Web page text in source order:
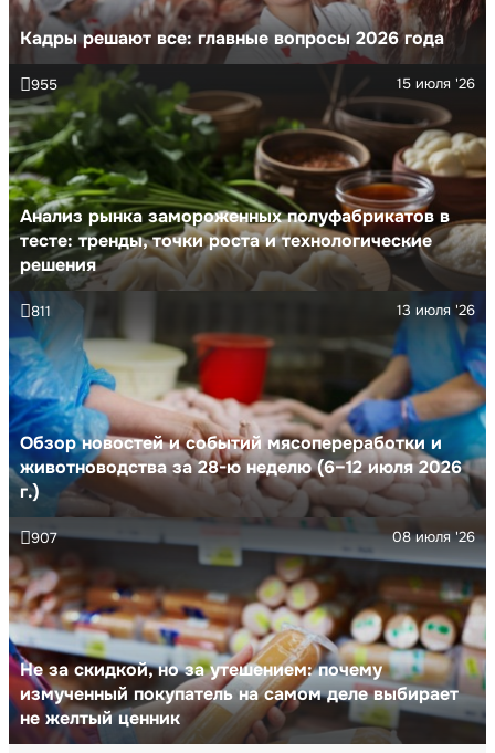
Кадры решают все: главные вопросы 2026 года
Анализ рынка замороженных полуфабрикатов в
тесте: тренды, точки роста и технологические
решения
15 июля '26
955
Обзор новостей и событий мясопереработки и
животноводства за 28-ю неделю (6–12 июля 2026
г.)
13 июля '26
811
Не за скидкой, но за утешением: почему
измученный покупатель на самом деле выбирает
не желтый ценник
08 июля '26
907